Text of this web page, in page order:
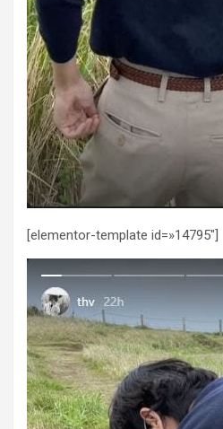
[elementor-template id=»14795″]